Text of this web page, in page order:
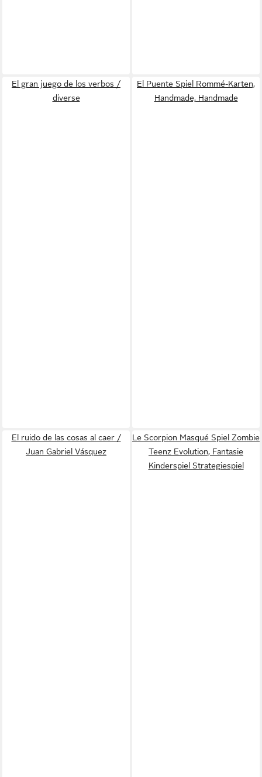
El gran juego de los verbos /
diverse
El Puente Spiel Rommé-Karten,
Handmade, Handmade
El ruido de las cosas al caer /
Juan Gabriel Vásquez
Le Scorpion Masqué Spiel Zombie
Teenz Evolution, Fantasie
Kinderspiel Strategiespiel